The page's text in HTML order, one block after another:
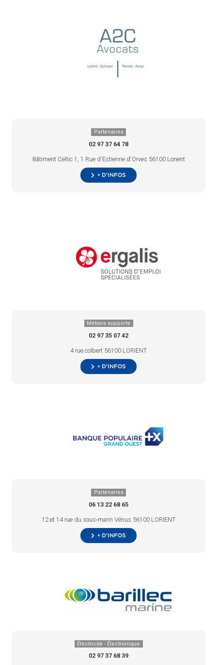
Partenaires
02 97 37 64 78
Bâtiment Celtic 1, 1 Rue d'Estienne d'Orves 56100 Lorient
+ d’infos
Métiers supports
02 97 35 07 42
4 rue colbert 56100 LORIENT
+ d’infos
Partenaires
06 13 22 68 65
12 et 14 rue du sous‑marin Vénus 56100 LORIENT
+ d’infos
Électricité - Électronique
02 97 37 68 39